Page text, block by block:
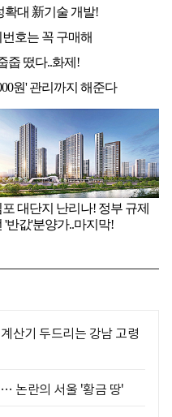
산기 두드리는 강남 고령
논란의 서울 '황금 땅'